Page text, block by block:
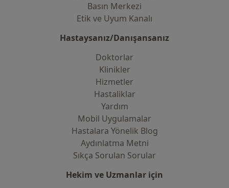
Basın Merkezi
Etik ve Uyum Kanalı
Hastaysanız/Danışansanız
Doktorlar
Klinikler
Hizmetler
Hastaliklar
Yardım
Mobil Uygulamalar
Hastalara Yönelik Blog
Aydınlatma Metni
Sıkça Sorulan Sorular
Hekim ve Uzmanlar için